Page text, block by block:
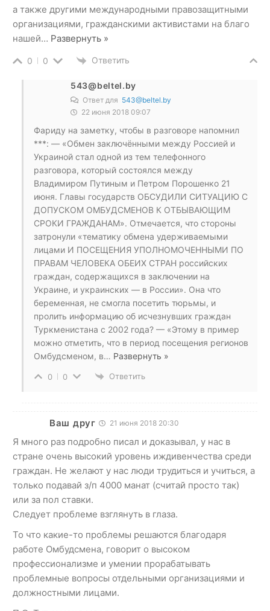
а также другими международными правозащитными
организациями, гражданскими активистами на благо
нашей… Развернуть »
0 0 Ответить
543@beltel.by
Ответ для 543@beltel.by
22 июня 2018 09:07
Фариду на заметку, чтобы в разговоре напомнил
***: — «Обмен заключёнными между Россией и
Украиной стал одной из тем телефонного
разговора, который состоялся между
Владимиром Путиным и Петром Порошенко 21
июня. Главы государств ОБСУДИЛИ СИТУАЦИЮ С
ДОПУСКОМ ОМБУДСМЕНОВ К ОТБЫВАЮЩИМ
СРОКИ ГРАЖДАНАМ». Отмечается, что стороны
затронули «тематику обмена удерживаемыми
лицами И ПОСЕЩЕНИЯ УПОЛНОМОЧЕННЫМИ ПО
ПРАВАМ ЧЕЛОВЕКА ОБЕИХ СТРАН российских
граждан, содержащихся в заключении на
Украине, и украинских — в России». Она что
беременная, не смогла посетить тюрьмы, и
пролить информацию об исчезнувших граждан
Туркменистана с 2002 года? — «Этому в пример
можно отметить, что в период посещения регионов
Омбудсменом, в… Развернуть »
0 0 Ответить
Ваш друг 21 июня 2018 20:30
Я много раз подробно писал и доказывал, у нас в
стране очень высокий уровень иждивенчества среди
граждан. Не желают у нас люди трудиться и учиться, а
только подавай з/п 4000 манат (считай просто так)
или за пол ставки.
Следует проблеме взглянуть в глаза.
То что какие-то проблемы решаются благодаря
работе Омбудсмена, говорит о высоком
профессионализме и умении прорабатывать
проблемные вопросы отдельными организациями и
должностными лицами.